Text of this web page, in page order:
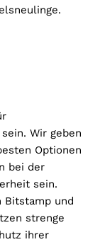
Wir geben
Optionen
bei der
sein.
Bitstamp und
strenge
ihrer